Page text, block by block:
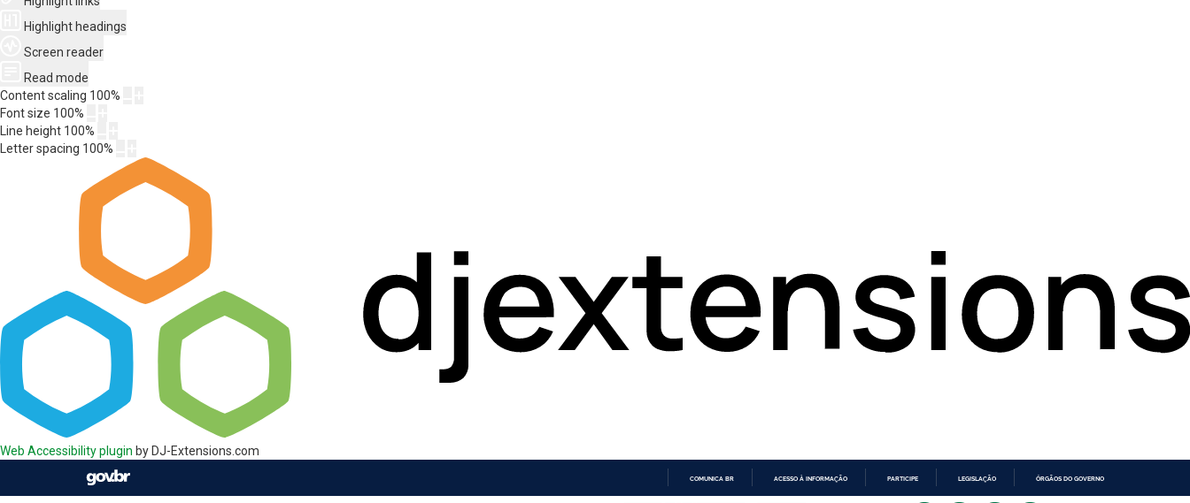
Highlight headings
Screen reader
Read mode
Content scaling 100%
Font size 100%
Line height 100%
Letter spacing 100%
Web Accessibility plugin by DJ-Extensions.com
COMUNICA BR ACESSO À INFORMAÇÃO PARTICIPE LEGISLAÇÃO ÓRGÃOS DO GOVERNO